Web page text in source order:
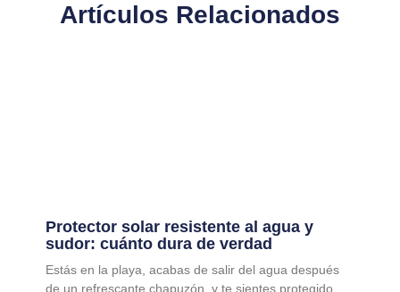
Artículos Relacionados
Protector solar resistente al agua y
sudor: cuánto dura de verdad
Estás en la playa, acabas de salir del agua después
de un refrescante chapuzón, y te sientes protegido